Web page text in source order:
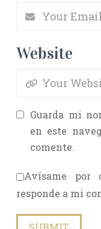
Website
Guarda mi
en este
comente.
Avísame por
responde a mi